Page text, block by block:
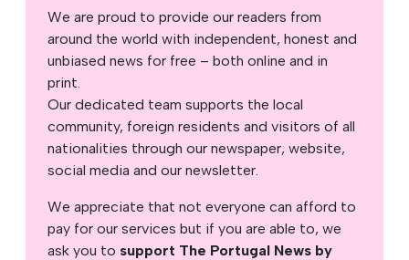
We are proud to provide our readers from
around the world with independent, honest and
unbiased news for free – both online and in
print.
Our dedicated team supports the local
community, foreign residents and visitors of all
nationalities through our newspaper, website,
social media and our newsletter.
We appreciate that not everyone can afford to
pay for our services but if you are able to, we
ask you to support The Portugal News by